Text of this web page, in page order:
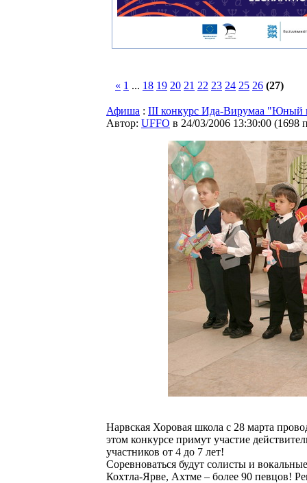
« 1 ... 18 19 20 21 22 23 24 25 26 (27)
Афиша : III конкурс Ида-Вирумаа "Юный
Автор: UFFO в 24/03/2006 13:30:00 (1698
Нарвская Хоровая школа с 28 марта
этом конкурсе примут участие
участников от 4 до 7 лет!
Соревноваться будут солисты и
Кохтла-Ярве, Ахтме – более 90 певцов!